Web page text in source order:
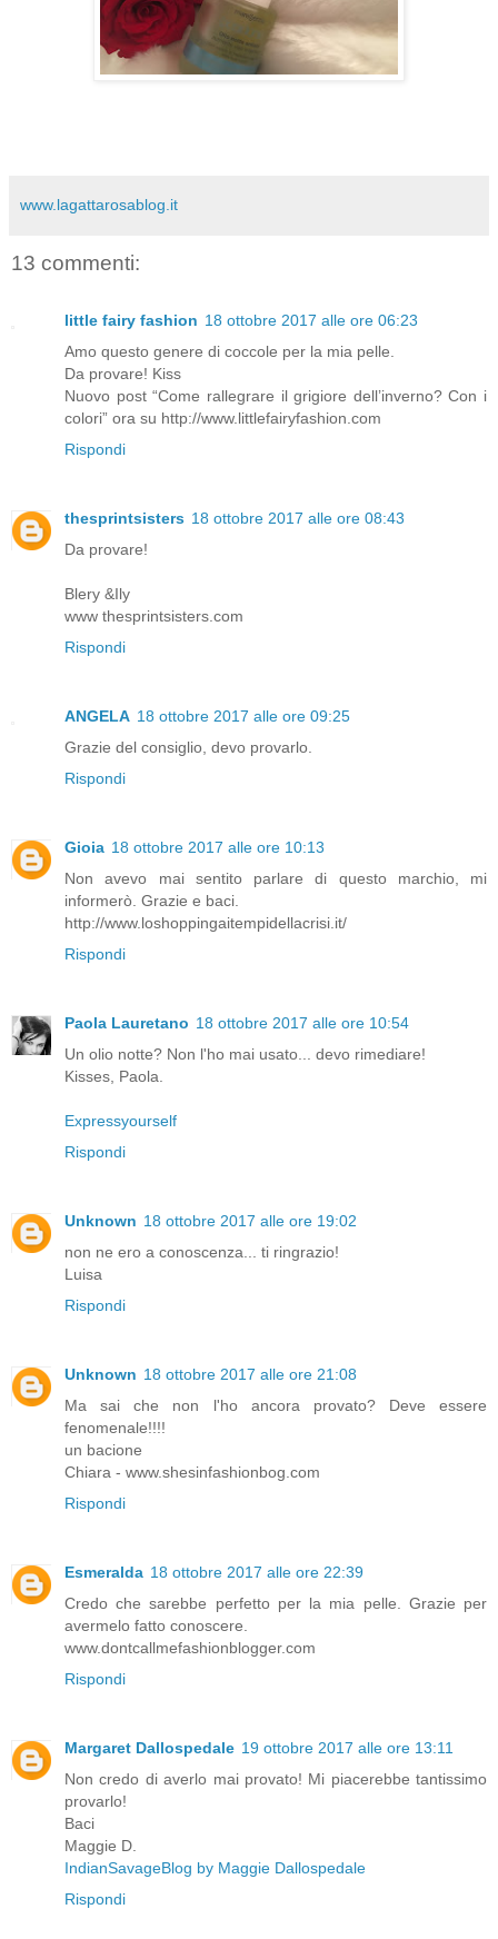
www.lagattarosablog.it
13 commenti:
little fairy fashion 18 ottobre 2017 alle ore 06:23
Amo questo genere di coccole per la mia pelle.
Da provare! Kiss
Nuovo post “Come rallegrare il grigiore dell’inverno? Con i
colori” ora su http://www.littlefairyfashion.com
Rispondi
thesprintsisters 18 ottobre 2017 alle ore 08:43
Da provare!
Blery &Ily
www thesprintsisters.com
Rispondi
ANGELA 18 ottobre 2017 alle ore 09:25
Grazie del consiglio, devo provarlo.
Rispondi
Gioia 18 ottobre 2017 alle ore 10:13
Non avevo mai sentito parlare di questo marchio, mi
informerò. Grazie e baci.
http://www.loshoppingaitempidellacrisi.it/
Rispondi
Paola Lauretano 18 ottobre 2017 alle ore 10:54
Un olio notte? Non l'ho mai usato... devo rimediare!
Kisses, Paola.
Expressyourself
Rispondi
Unknown 18 ottobre 2017 alle ore 19:02
non ne ero a conoscenza... ti ringrazio!
Luisa
Rispondi
Unknown 18 ottobre 2017 alle ore 21:08
Ma sai che non l'ho ancora provato? Deve essere
fenomenale!!!!
un bacione
Chiara - www.shesinfashionbog.com
Rispondi
Esmeralda 18 ottobre 2017 alle ore 22:39
Credo che sarebbe perfetto per la mia pelle. Grazie per
avermelo fatto conoscere.
www.dontcallmefashionblogger.com
Rispondi
Margaret Dallospedale 19 ottobre 2017 alle ore 13:11
Non credo di averlo mai provato! Mi piacerebbe tantissimo
provarlo!
Baci
Maggie D.
IndianSavageBlog by Maggie Dallospedale
Rispondi